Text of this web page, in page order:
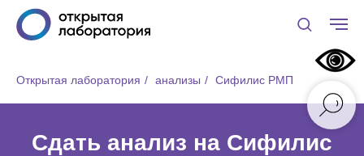
Открытая лаборатория / анализы / Сифилис РМП
Сдать анализ на Сифилис